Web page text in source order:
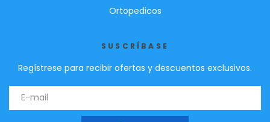
Ortopedicos
SUSCRÍBASE
Regístrese para recibir ofertas y descuentos exclusivos.